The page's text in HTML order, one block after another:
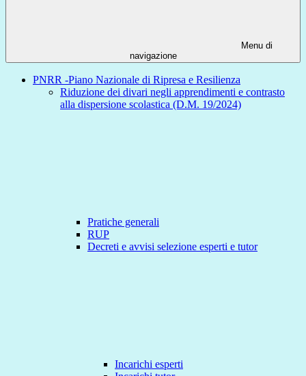
Menu di
navigazione
PNRR -Piano Nazionale di Ripresa e Resilienza
Riduzione dei divari negli apprendimenti e contrasto
alla dispersione scolastica (D.M. 19/2024)
Pratiche generali
RUP
Decreti e avvisi selezione esperti e tutor
Incarichi esperti